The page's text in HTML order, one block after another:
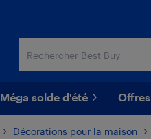
Méga solde d'été Offres
Décorations pour la maison